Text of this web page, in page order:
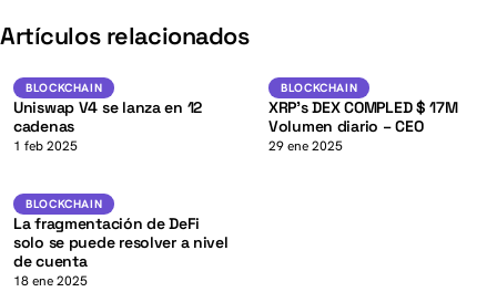
Artículos relacionados
Blockchain K
BLOCKCHAIN
Uniswap V4 se lanza en 12
cadenas
1 feb 2025
BLOCKCHAIN XRP
BLOCKCHAIN
XRP’s DEX COMPLED $ 17M
Volumen diario – CEO
29 ene 2025
BLOCKCHAINDeFi K
BLOCKCHAIN
La fragmentación de DeFi
solo se puede resolver a nivel
de cuenta
18 ene 2025